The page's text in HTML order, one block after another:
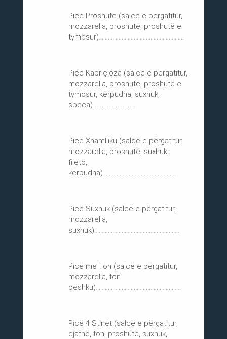
Picë Proshutë (salcë e përgatitur,
mozzarella, proshutë, proshutë e
tymosur)........................................................
Picë Kapriçioza (salcë e përgatitur,
mozzarella, proshutë, proshutë e
tymosur, kërpudha, suxhuk,
speca)............................
Picë Xhamlliku (salcë e përgatitur,
mozzarella, proshutë, suxhuk,
fileto,
kërpudha)................................................
Picë Suxhuk (salcë e përgatitur,
mozzarella,
suxhuk)........................................................
Picë me Ton (salcë e përgatitur,
mozzarella, ton
peshku)........................................................
Picë 4 Stinët (salcë e përgatitur,
djathë, ton, proshutë, suxhuk,